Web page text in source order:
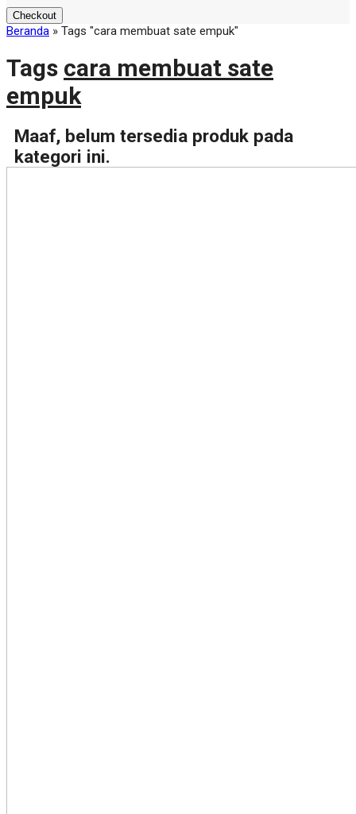
Checkout
Beranda » Tags "cara membuat sate empuk"
Tags cara membuat sate
empuk
Maaf, belum tersedia produk pada
kategori ini.